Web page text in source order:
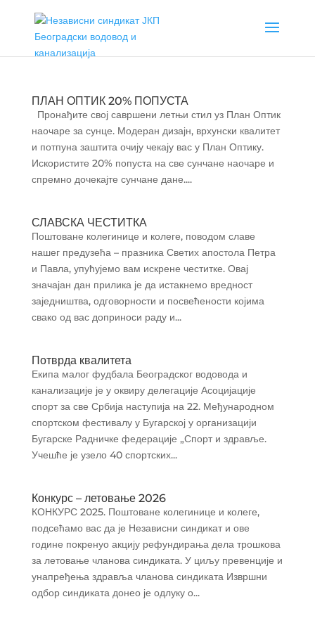
ПЛАН ОПТИК 20% ПОПУСТА
Пронађите свој савршени летњи стил уз План Оптик
наочаре за сунце. Модеран дизајн, врхунски квалитет
и потпуна заштита очију чекају вас у План Оптику.
Искористите 20% попуста на све сунчане наочаре и
спремно дочекајте сунчане дане....
СЛАВСКА ЧЕСТИТКА
Поштоване колегинице и колеге, поводом славе
нашег предузећа – празника Светих апостола Петра
и Павла, упућујемо вам искрене честитке. Овај
значајан дан прилика је да истакнемо вредност
заједништва, одговорности и посвећености којима
свако од вас доприноси раду и...
Потврда квалитета
Екипа малог фудбала Београдског водовода и
канализације је у оквиру делегације Асоцијације
спорт за све Србија наступија на 22. Међународном
спортском фестивалу у Бугарској у организацији
Бугарске Радничке федерације „Спорт и здравље.
Учешће је узело 40 спортских...
Конкурс – летовање 2026
КОНКУРС 2025. Поштоване колегинице и колеге,
подсећамо вас да је Независни синдикат и ове
године покренуо акцију рефундирања дела трошкова
за летовање чланова синдиката. У циљу превенције и
унапређења здравља чланова синдиката Извршни
одбор синдиката донео је одлуку о...